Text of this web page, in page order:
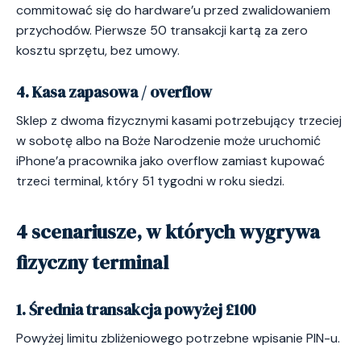
commitować się do hardware’u przed zwalidowaniem
przychodów. Pierwsze 50 transakcji kartą za zero
kosztu sprzętu, bez umowy.
4. Kasa zapasowa / overflow
Sklep z dwoma fizycznymi kasami potrzebujący trzeciej
w sobotę albo na Boże Narodzenie może uruchomić
iPhone’a pracownika jako overflow zamiast kupować
trzeci terminal, który 51 tygodni w roku siedzi.
4 scenariusze, w których wygrywa
fizyczny terminal
1. Średnia transakcja powyżej £100
Powyżej limitu zbliżeniowego potrzebne wpisanie PIN-u.